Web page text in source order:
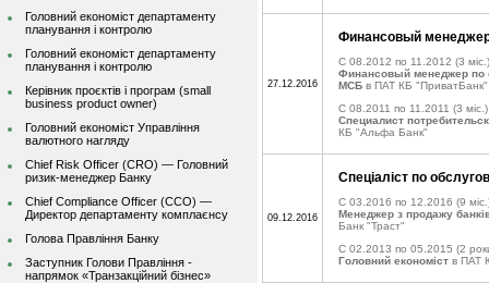
Головний економіст департаменту
планування і контролю
Головний економіст департаменту
планування і контролю
Керівник проєктів і програм (small
business product owner)
Головний економіст Управління
валютного нагляду
Chief Risk Officer (CRO) — Головний
ризик-менеджер Банку
Chief Compliance Officer (CCO) —
Директор департаменту комплаєнсу
Голова Правління Банку
Заступник Голови Правління -
напрямок «Транзакційний бізнес»
27.12.2016
Финансовый
C 08.2012 по 11.2012 (3 міс.)
Финансовый менеджер по
МСБ в ПАТ КБ "ПриватБанк"
C 08.2011 по 11.2011 (3 міс.)
Специалист
КБ "Альфа Банк"
09.12.2016
Спеціаліст по
C 03.2016 по 12.2016 (9
Менеджер з продажу
Банк "Траст"
C 02.2013 по 05.2015 (2
Головний економіст в ПАТ